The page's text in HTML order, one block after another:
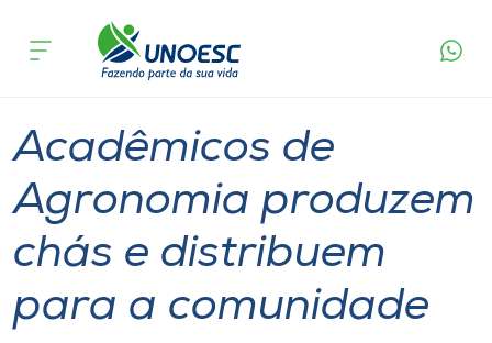
Cursos
Pesquisa
Atendimento ao Estudante
Portal de Ensino
acontece
Acadêmicos de
Agronomia produzem
chás e distribuem
para a comunidade